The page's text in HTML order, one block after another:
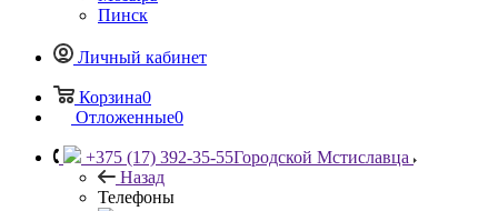
Пинск
Личный кабинет
Корзина0
Отложенные0
+375 (17) 392-35-55Городской Мстиславца
Назад
Телефоны